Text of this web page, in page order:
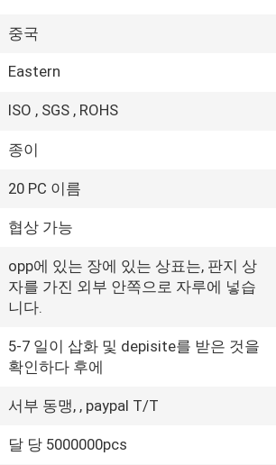
중국
Eastern
ISO , SGS , ROHS
종이
20 PC 이름
협상 가능
opp에 있는 장에 있는 상표는, 판지 상
자를 가진 외부 안쪽으로 자루에 넣습
니다.
5-7 일이 삽화 및 depisite를 받은 것을
확인하다 후에
서부 동맹, , paypal T/T
달 당 5000000pcs